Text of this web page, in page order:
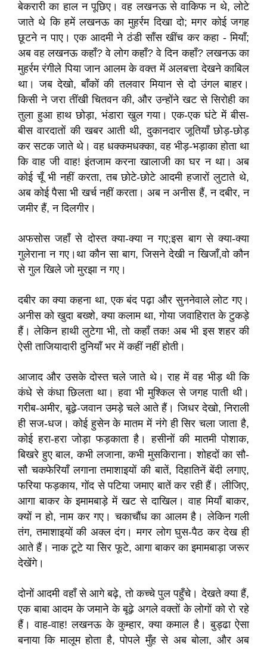
बेकरारी का हाल न पूछिए। वह लखनऊ से वाकिफ न थे, लोटे
जाते थे कि हमें लखनऊ का मुहर्रम दिखा दो; मगर कोई जगह
छूटने न पाए। एक आदमी ने ठंडी साँस खींच कर कहा - मियाँ;
अब वह लखनऊ कहाँ? वे लोग कहाँ? वे दिन कहाँ? लखनऊ का
मुहर्रम रंगीले पिया जान आलम के वक्त में अलबत्ता देखने काबिल
था। जब देखो, बाँकों की तलवार मियान से दो उंगल बाहर।
किसी ने जरा तींखी चितवन की, और उन्होंने खट से सिरोही का
तुला हुआ हाथ छोड़ा, भंडारा खुल गया। एक-एक घंटे में बीस-
बीस वारदातों की खबर आती थी, दुकानदार जूतियाँ छोड़-छोड़
कर सटक जाते थे। वह धक्कमधक्का, वह भीड़-भड़ाका होता था
कि वाह जी वाह! इंतजाम करना खालाजी का घर न था। अब
कोई चूँ भी नहीं करता, तब छोटे-छोटे आदमी हजारों लुटाते थे,
अब कोई पैसा भी खर्च नहीं करता। अब न अनीस हैं, न दबीर, न
जमीर हैं, न दिलगीर।
अफसोस जहाँ से दोस्त क्या-क्या न गए;इस बाग से क्या-क्या
गुलेराना न गए।था कौन सा बाग, जिसने देखी न खिजाँ,वो कौन
से गुल खिले जो मुरझा न गए।
दबीर का क्या कहना था, एक बंद पढ़ा और सुननेवाले लोट गए।
अनीस को खुदा बख्शे, क्या कलाम था, गोया जवाहिरात के टुकड़े
हैं। लेकिन हाथी लुटेगा भी, तो कहाँ तक! अब भी इस शहर की
ऐसी ताजियादारी दुनियाँ भर में कहीं नहीं होती।
आजाद और उसके दोस्त चले जाते थे। राह में वह भीड़ थी कि
कंधे से कंधा छिलता था। हवा भी मुश्किल से जगह पाती थी।
गरीब-अमीर, बूढ़े-जवान उमड़े चले आते हैं। जिधर देखो, निराली
ही सज-धज। कोई हुसेन के मातम में नंगे ही सिर चला जाता है,
कोई हरा-हरा जोड़ा फड़काता है। हसीनों की मातमी पोशाक,
बिखरे हुए बाल, कभी लजाना, कभी मुसकिराना। शोहदों का सौ-
सौ चकफेरियाँ लगाना तमाशाइयों की बातें, दिहातिनें बेंदी लगाए,
फरिया फड़काय, गोंद से पटिया जमाए बातें कर रही हैं। लीजिए,
आगा बाकर के इमामबाड़े में खट से दाखिल। वाह मियाँ बाकर,
क्यों न हो, नाम कर गए। चकाचौंध का आलम है। लेकिन गली
तंग, तमाशाइयों की अक्ल दंग। मगर लोग घुस-पैठ कर देख ही
आते हैं। नाक टूटे या सिर फूटे, आगा बाकर का इमामबाड़ा जरूर
देखेंगे।
दोनों आदमी वहाँ से आगे बढ़े, तो कच्चे पुल पहुँचे। देखते क्या हैं,
एक बाबा आदम के जमाने के बूढ़े अगले वक्तों के लोगों को रो रहे
हैं। वाह-वाह! लखनऊ के कुम्हार, क्या कमाल है। बुड्ढा ऐसा
बनाया कि मालूम होता है, पोपले मुँह से अब बोला, और अब